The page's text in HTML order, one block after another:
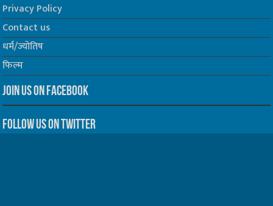
Privacy Policy
Contact us
धर्म/ज्योतिष
फिल्म
Join us on Facebook
Follow us on Twitter